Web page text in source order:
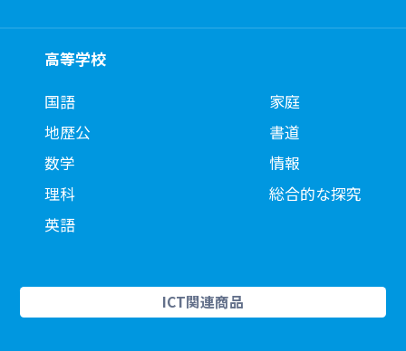
高等学校
国語
地歴公
数学
理科
英語
家庭
書道
情報
総合的な探究
ICT関連商品